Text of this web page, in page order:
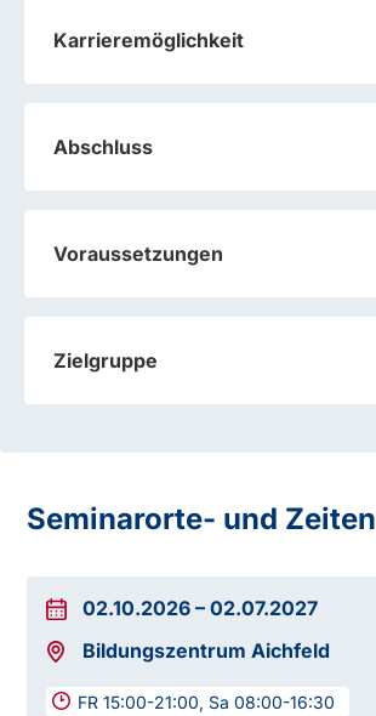
Karrieremöglichkeit
Abschluss
Voraussetzungen
Zielgruppe
Seminarorte- und Zeiten
02.10.2026 –02.07.2027
Bildungszentrum Aichfeld
FR 15:00-21:00, Sa 08:00-16:30